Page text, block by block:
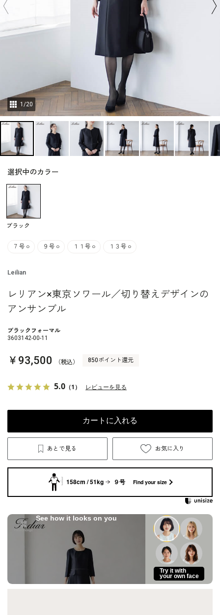
1 /20
選択中のカラー
ブラック
７号 ○ ９号 ○ １１号 ○ １３号 ○
Leilian
レリアン×東京ソワール／切り替えデザインの
アンサンブル
ブラックフォーマル
3603142-00-11
￥93,500 （税込） 850ポイント還元
5.0 （1） レビューを見る
カートに入れる
あとで見る お気に入り
158cm / 51kg ９号 Find your size
See how it looks on you
Try it with
your own face